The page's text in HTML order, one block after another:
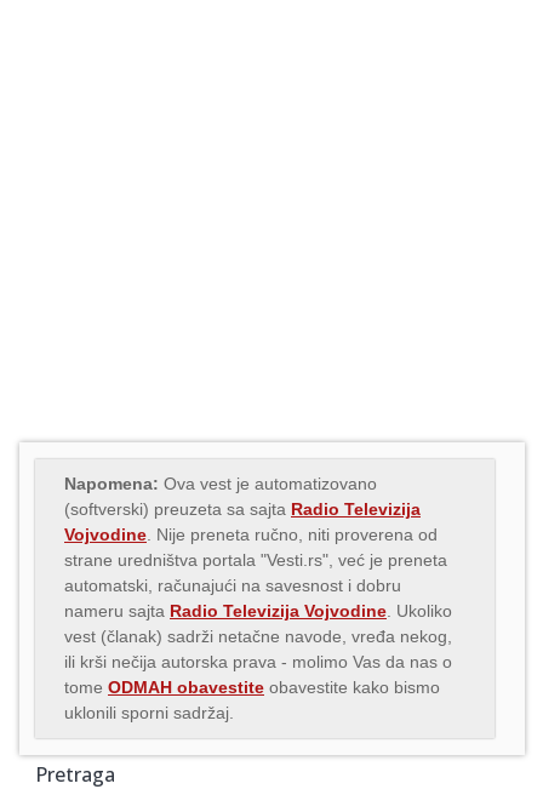
Napomena: Ova vest je automatizovano
(softverski) preuzeta sa sajta Radio Televizija
Vojvodine . Nije preneta ručno, niti proverena od
strane uredništva portala "Vesti.rs", već je preneta
automatski, računajući na savesnost i dobru
nameru sajta Radio Televizija Vojvodine . Ukoliko
vest (članak) sadrži netačne navode, vređa nekog,
ili krši nečija autorska prava - molimo Vas da nas o
tome ODMAH obavestite obavestite kako bismo
uklonili sporni sadržaj.
Pretraga